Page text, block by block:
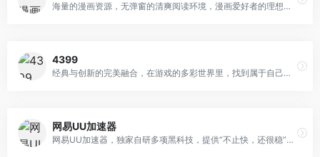
海量的漫画资源，无弹窗的清爽阅读环境，漫画爱好者的理想选择。网站分类众多，热血、校园、推理、机战、冒险、运动、搞笑、科幻、魔幻、恐怖、社会、爱情、武侠、温情等十几种国漫题材，应有尽有，满足你的不同需求。
4399
经典与创新的完美融合，在游戏的多彩世界里，找到属于自己的乐趣。网站有丰富的在线游戏，H5游戏、网页游戏、单人游戏、双人游戏等分类，让不同年龄层的玩家都能畅快地玩。
网易UU加速器
网易UU加速器，独家自研多项黑科技，提供“不止快，还很稳”的加速服务！为游戏玩家解决延迟、掉线、卡机，高ping等网络问题，有效提升网络稳定性，极致降低延迟。